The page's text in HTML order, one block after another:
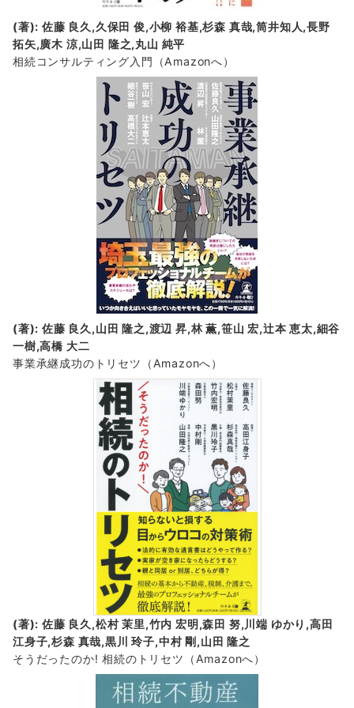
(著): 佐藤 良久,久保田 俊,小柳 裕基,杉森 真哉,筒井知人,長野
拓矢,廣木 涼,山田 隆之,丸山 純平
相続コンサルティング入門
（Amazonへ）
(著): 佐藤 良久,山田 隆之,渡辺 昇,林 薫,笹山 宏,辻本 恵太,細谷
一樹,高橋 大二
事業承継成功のトリセツ
（Amazonへ）
(著): 佐藤 良久,松村 茉里,竹内 宏明,森田 努,川端 ゆかり,高田
江身子,杉森 真哉,黒川 玲子,中村 剛,山田 隆之
そうだったのか! 相続のトリセツ
（Amazonへ）